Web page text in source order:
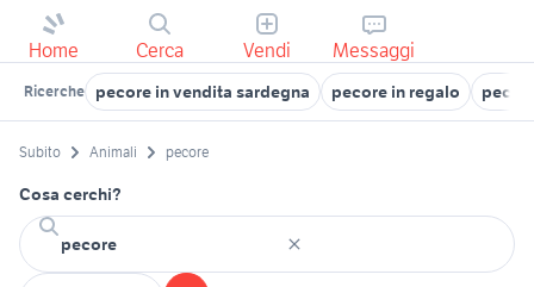
Home Cerca Vendi Messaggi
Ricerche pecore in vendita sardegna pecore in regalo
Subito Animali pecore
Cosa cerchi?